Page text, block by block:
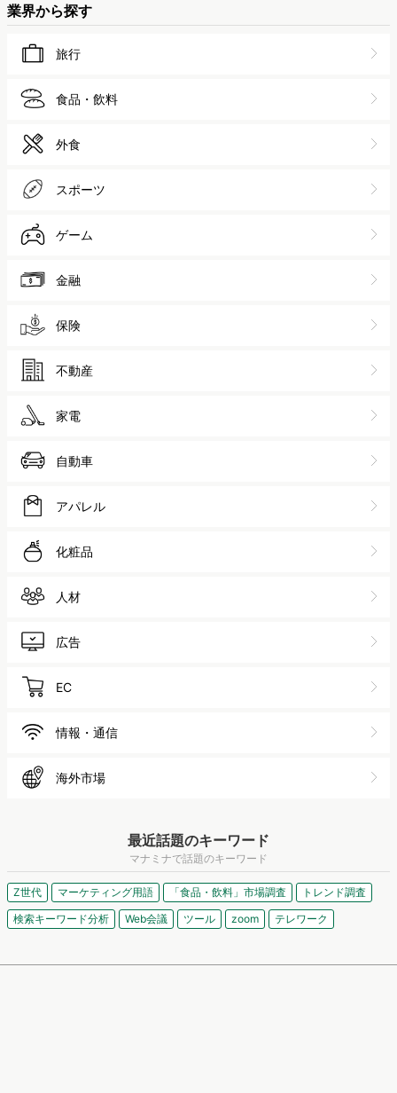
業界から探す
旅行
食品・飲料
外食
スポーツ
ゲーム
金融
保険
不動産
家電
自動車
アパレル
化粧品
人材
広告
EC
情報・通信
海外市場
最近話題のキーワード
マナミナで話題のキーワード
Z世代 マーケティング用語 「食品・飲料」市場調査
トレンド調査
検索キーワード分析
Web会議 ツール zoom テレワーク